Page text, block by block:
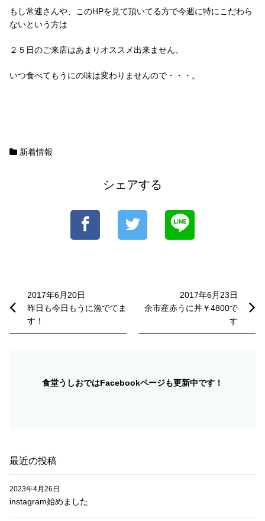
もし常連さんや、このHPを見て頂いてる方で今週に特にこだわら
ないという方は
２５日のご来店はあまりオススメ出来ません。
いつ食べてもうにの味は変わりませんので・・・。
新着情報
シェアする
ナ
ビ
2017年6月20日
昨日も今日もうに漁でてま
す！
2017年6月23日
余市産赤うに丼￥4800で
す
食堂うしおではFacebookページも更新中です！
最近の投稿
instagram始めました
2023年4月26日